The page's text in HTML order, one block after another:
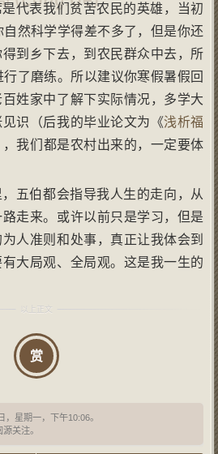
代表我们贫苦农民的英雄，当初
然科学学得差不多了，但是你还
到乡下去，到农民群众中去，所
了磨练。所以建议你寒假暑假回
姓家中了解下实际情况，多学大
识（后我的毕业论文为《浅析福
，我们都是农村出来的，一定要体
五伯都会指导我人生的走向，从
走来。或许以前只是学习，但是
人准则和处事，真正让我体会到
大局观、全局观。这是我一生的
赏
，星期一，下午10:06。
关注。